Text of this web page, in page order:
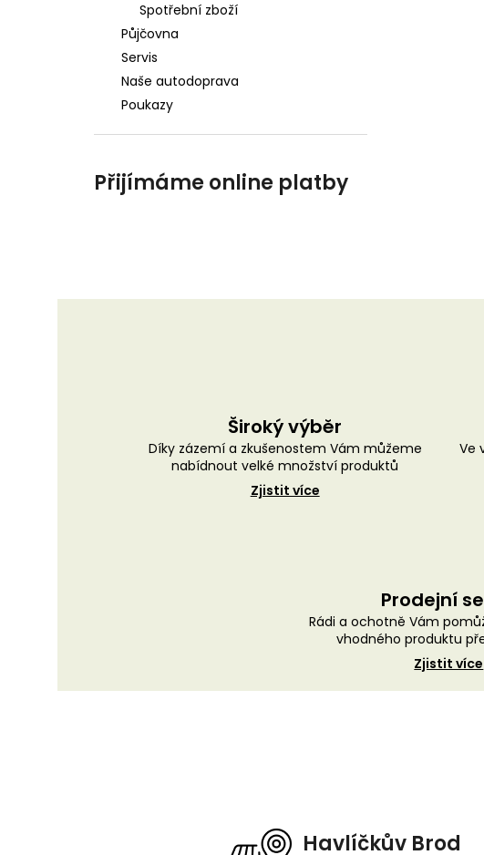
Spotřební zboží
Půjčovna
Servis
Naše autodoprava
Poukazy
Přijímáme online platby
Široký výběr
Díky zázemí a zkušenostem Vám můžeme
nabídnout velké množství produktů
Zjistit více
Ve
Prodejní
Rádi a ochotně Vám
vhodného produktu
Zjistit více
Havlíčkův Brod